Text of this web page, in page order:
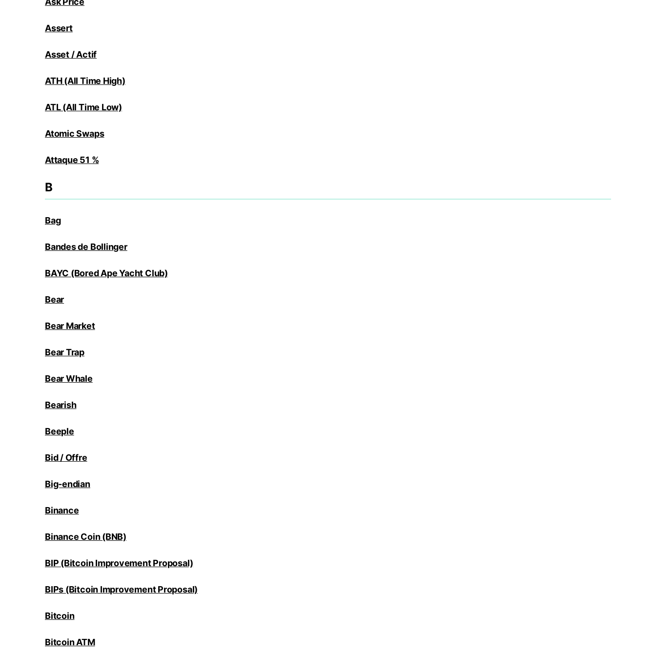
Assert
Asset / Actif
ATH (All Time High)
ATL (All Time Low)
Atomic Swaps
Attaque 51 %
B
Bag
Bandes de Bollinger
BAYC (Bored Ape Yacht Club)
Bear
Bear Market
Bear Trap
Bear Whale
Bearish
Beeple
Bid / Offre
Big-endian
Binance
Binance Coin (BNB)
BIP (Bitcoin Improvement Proposal)
BIPs (Bitcoin Improvement Proposal)
Bitcoin
Bitcoin ATM